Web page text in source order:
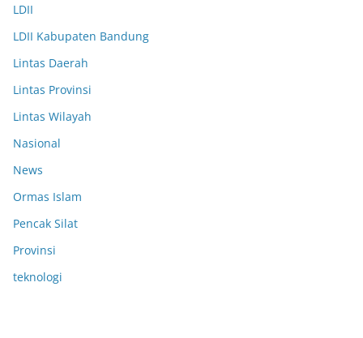
LDII
LDII Kabupaten Bandung
Lintas Daerah
Lintas Provinsi
Lintas Wilayah
Nasional
News
Ormas Islam
Pencak Silat
Provinsi
teknologi